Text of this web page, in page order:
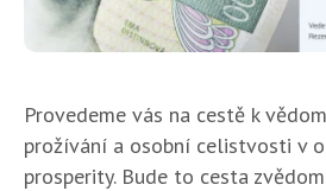
Provedeme vás na cestě k
prožívání a osobní celistvosti v
prosperity. Bude to cesta